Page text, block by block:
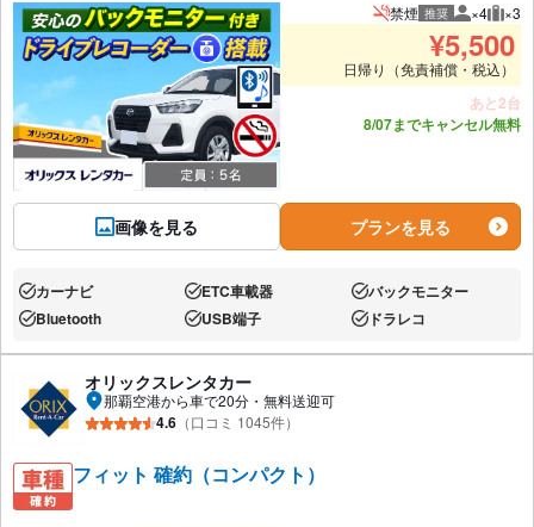
画像を見る
禁煙 推奨 推奨人数
×4 推
×3
¥5,500
日帰り（免責補償・税込）
あと2台
8/07までキャンセル無料
プランを見る
あり:カーナビ あり:ETC車載器 あり:バックモニター
あり:Bluetooth あり:USB端子 あり:ドラレコ
オリックスレンタカー
那覇空港から車で20分・無料送迎可
4.6 （口コミ 1045件）
フィット 確約（コンパクト）